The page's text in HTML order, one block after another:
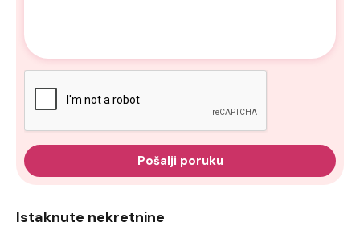
Pošalji poruku
Istaknute nekretnine